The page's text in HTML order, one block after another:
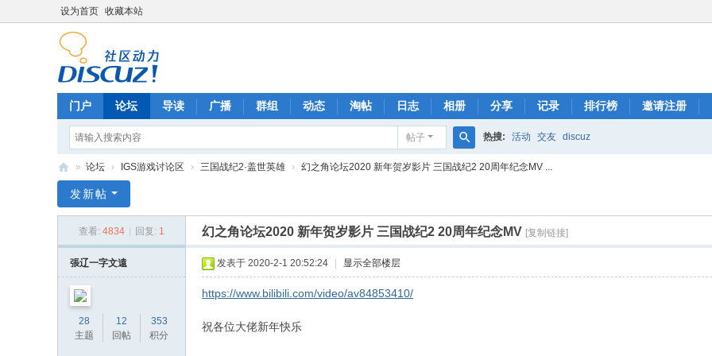
设为首页 收藏本站
门户 论坛 导读 广播 群组 动态 淘帖 日志 相册 分享 记录 排行榜 邀请注册
帖子
搜
热搜: 活动 交友 discuz
の
» 论坛 › IGS游戏讨论区 › 三国战纪2·盖世英雄 › 幻之角论坛2020 新年贺岁影片 三国战纪2 20周年纪念MV ...
发新帖
查看: 4834 回复: 1 幻之角论坛2020 新年贺岁影片 三国战纪2 20周年纪念MV [复制链接]
張辽一字文遠
28
主题
12
回帖
353
积分
发表于 2020-2-1 20:52:24 显示全部楼层
https://www.bilibili.com/video/av84853410/
祝各位大佬新年快乐